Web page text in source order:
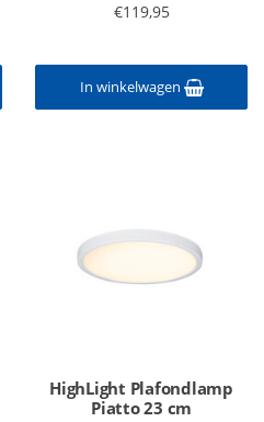
€119,95
In winkelwagen
HighLight Plafondlamp
Piatto 23 cm